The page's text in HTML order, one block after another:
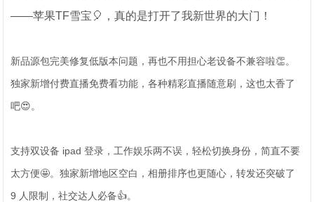
——苹果TF雪宝🎈，真的是打开了我新世界的大门！
新品源包完美修复低版本问题，再也不用担心老设备不兼容啦👏。
独家新增付费直播免费看功能，各种精彩直播随意刷，这也太香了
吧😍。
支持双设备 ipad 登录，工作娱乐两不误，轻松切换身份，简直不要
太方便🤩。独家新增地区空白，相册排序也更随心，转发还突破了
9 人限制，社交达人必备👍。